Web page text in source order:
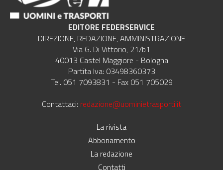
EDITORE FEDERSERVICE
DIREZIONE, REDAZIONE, AMMINISTRAZIONE
Via G. Di Vittorio, 21/b1
40013 Castel Maggiore - Bologna
Partita Iva: 03498360373
Tel. 051 7093831 - Fax 051 705029
Contattaci: redazione@uominietrasporti.it
La rivista
Abbonamento
La redazione
Contatti